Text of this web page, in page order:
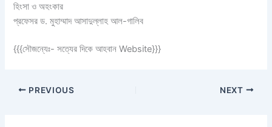
হিংসা ও অহংকার
প্রফেসর ড. মুহাম্মাদ আসাদুল্লাহ আল-গালিব
{{{সৌজন্যেঃ- সত্যের দিকে আহবান Website}}}
PREVIOUS NEXT